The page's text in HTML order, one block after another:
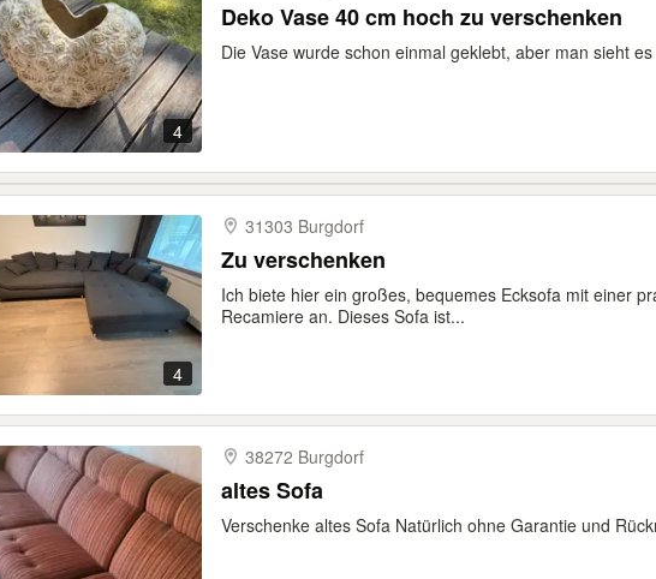
4
Deko Vase 40 cm hoch zu verschenken
Die Vase wurde schon einmal geklebt, aber man sieht
4
31303 Burgdorf
Zu verschenken
Ich biete hier ein großes, bequemes Ecksofa mit einer
Recamiere an. Dieses Sofa ist...
38272 Burgdorf
altes Sofa
Verschenke altes Sofa Natürlich ohne Garantie und